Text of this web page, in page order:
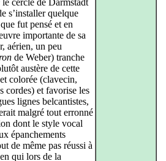
le cercle de Darmstadt
s’installer quelque
fut pensé et en
importante de sa
aérien, un peu
de Weber) tranche
austère de cette
colorée (clavecin,
cordes) et favorise les
lignes belcantistes,
malgré tout erronné
dont le style vocal
épanchements
de même pas réussi à
qui lors de la